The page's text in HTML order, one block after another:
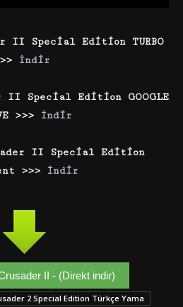
II Special Edition TURBO
İndir
II Special Edition GOOGLE
>>> İndir
II Special Edition
>>> İndir
II - (Direkt indir)
2 Special Edition Türkçe Yama